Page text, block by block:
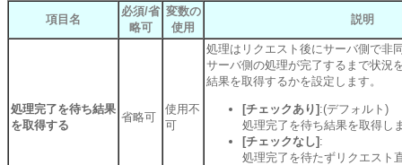
項目名
必須/省
略可
変数の
使用
説明
処理完了を待ち結果
を取得する
省略可
使用不
可
処理はリクエスト後にサーバ側で非
サーバ側の処理が完了するまで状況
結果を取得するかを設定します。
[チェックあり] :(デフォルト)
処理完了を待ち結果を取得し
[チェックなし] :
処理完了を待たずリクエスト